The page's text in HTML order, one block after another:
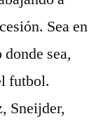
Sea en
sea,
futbol.
Sneijder,